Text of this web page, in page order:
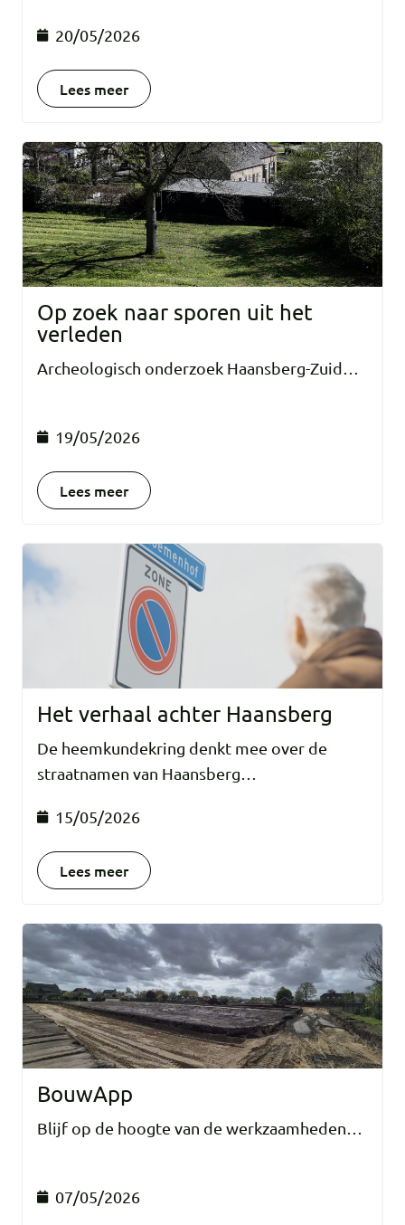
20/05/2026
Lees meer
Op zoek naar sporen uit het
verleden
Archeologisch onderzoek Haansberg-Zuid…
19/05/2026
Lees meer
Het verhaal achter Haansberg
De heemkundekring denkt mee over de
straatnamen van Haansberg…
15/05/2026
Lees meer
BouwApp
Blijf op de hoogte van de werkzaamheden…
07/05/2026